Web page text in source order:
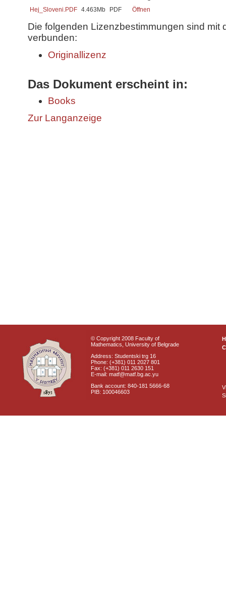
Hej_Sloveni.PDF 4.463Mb PDF Öffnen
Die folgenden Lizenzbestimmungen sind mit
verbunden:
Originallizenz
Das Dokument erscheint in:
Books
Zur Langanzeige
© Copyright 2008 Faculty of
Mathematics, University of Belgrade
Address: Studentski trg 16
Phone: (+381) 011 2027 801
Fax: (+381) 011 2630 151
E-mail: matf@matf.bg.ac.yu
Bank account: 840-181 5666-68
PIB: 100046603